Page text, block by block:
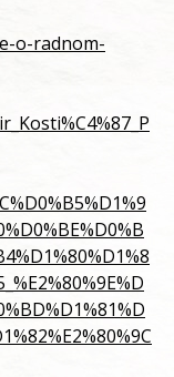
o-radnom-